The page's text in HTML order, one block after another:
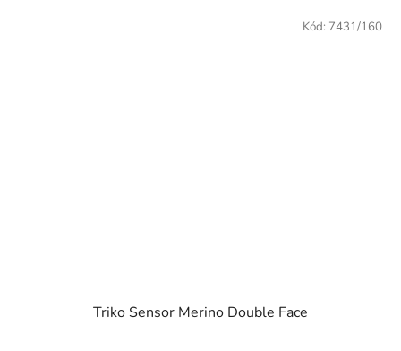
Triko Sensor Merino Double Face
Kód: 7431/160